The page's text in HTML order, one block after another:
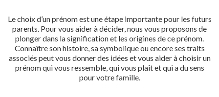
Le choix d’un prénom est une étape importante pour les futurs
parents. Pour vous aider à décider, nous vous proposons de
plonger dans la signification et les origines de ce prénom.
Connaître son histoire, sa symbolique ou encore ses traits
associés peut vous donner des idées et vous aider à choisir un
prénom qui vous ressemble, qui vous plaît et qui a du sens
pour votre famille.